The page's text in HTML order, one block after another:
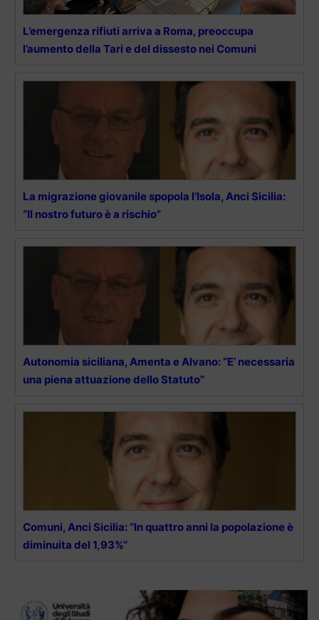
L’emergenza rifiuti arriva a Roma, preoccupa
l’aumento della Tari e del dissesto nei Comuni
La migrazione giovanile spopola l’Isola, Anci Sicilia:
“Il nostro futuro è a rischio”
Autonomia siciliana, Amenta e Alvano: “E’ necessaria
una piena attuazione dello Statuto”
Comuni, Anci Sicilia: “In quattro anni la popolazione è
diminuita del 1,93%”